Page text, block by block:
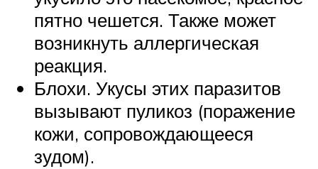
пятно чешется. Также может
возникнуть аллергическая
реакция.
Блохи. Укусы этих паразитов
вызывают пуликоз (поражение
кожи, сопровождающееся
зудом).